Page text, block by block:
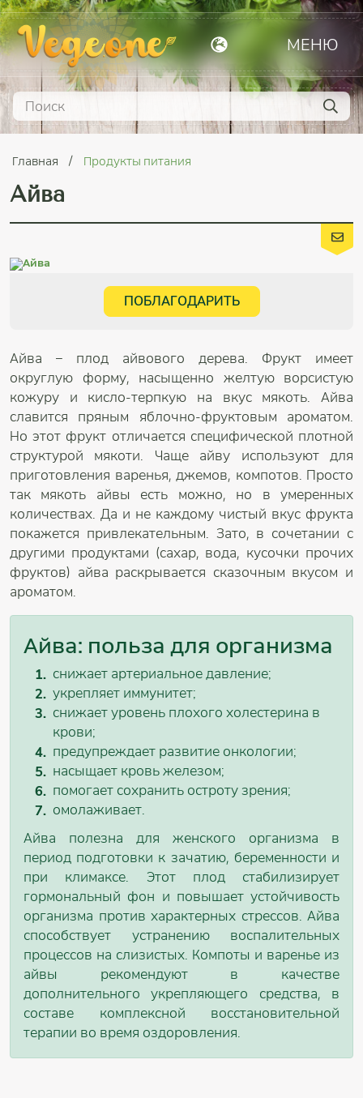
МЕНЮ
Главная Продукты питания
Айва
ПОБЛАГОДАРИТЬ
Айва – плод айвового дерева. Фрукт имеет
округлую форму, насыщенно желтую ворсистую
кожуру и кисло-терпкую на вкус мякоть. Айва
славится пряным яблочно-фруктовым ароматом.
Но этот фрукт отличается специфической плотной
структурой мякоти. Чаще айву используют для
приготовления варенья, джемов, компотов. Просто
так мякоть айвы есть можно, но в умеренных
количествах. Да и не каждому чистый вкус фрукта
покажется привлекательным. Зато, в сочетании с
другими продуктами (сахар, вода, кусочки прочих
фруктов) айва раскрывается сказочным вкусом и
ароматом.
Айва: польза для организма
снижает артериальное давление;
укрепляет иммунитет;
снижает уровень плохого холестерина в
крови;
предупреждает развитие онкологии;
насыщает кровь железом;
помогает сохранить остроту зрения;
омолаживает.
Айва полезна для женского организма в
период подготовки к зачатию, беременности и
при климаксе. Этот плод стабилизирует
гормональный фон и повышает устойчивость
организма против характерных стрессов. Айва
способствует устранению воспалительных
процессов на слизистых. Компоты и варенье из
айвы рекомендуют в качестве
дополнительного укрепляющего средства, в
составе комплексной восстановительной
терапии во время оздоровления.